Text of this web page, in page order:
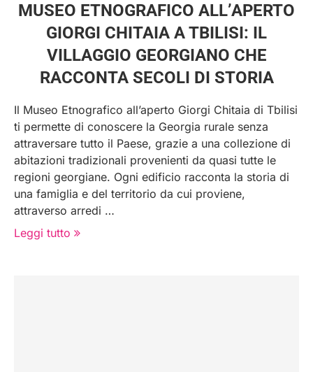
MUSEO ETNOGRAFICO ALL’APERTO
GIORGI CHITAIA A TBILISI: IL
VILLAGGIO GEORGIANO CHE
RACCONTA SECOLI DI STORIA
Il Museo Etnografico all’aperto Giorgi Chitaia di Tbilisi
ti permette di conoscere la Georgia rurale senza
attraversare tutto il Paese, grazie a una collezione di
abitazioni tradizionali provenienti da quasi tutte le
regioni georgiane. Ogni edificio racconta la storia di
una famiglia e del territorio da cui proviene,
attraverso arredi …
Leggi tutto